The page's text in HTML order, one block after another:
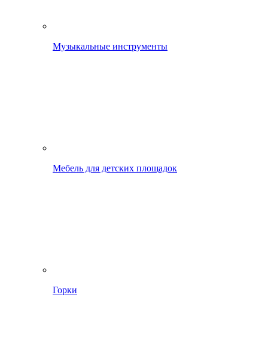
Музыкальные инструменты
Мебель для детских площадок
Горки